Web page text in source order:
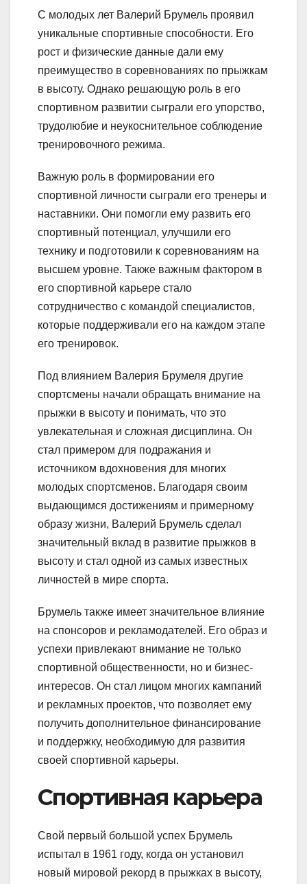
С молодых лет Валерий Брумель проявил
уникальные спортивные способности. Его
рост и физические данные дали ему
преимущество в соревнованиях по прыжкам
в высоту. Однако решающую роль в его
спортивном развитии сыграли его упорство,
трудолюбие и неукоснительное соблюдение
тренировочного режима.
Важную роль в формировании его
спортивной личности сыграли его тренеры и
наставники. Они помогли ему развить его
спортивный потенциал, улучшили его
технику и подготовили к соревнованиям на
высшем уровне. Также важным фактором в
его спортивной карьере стало
сотрудничество с командой специалистов,
которые поддерживали его на каждом этапе
его тренировок.
Под влиянием Валерия Брумеля другие
спортсмены начали обращать внимание на
прыжки в высоту и понимать, что это
увлекательная и сложная дисциплина. Он
стал примером для подражания и
источником вдохновения для многих
молодых спортсменов. Благодаря своим
выдающимся достижениям и примерному
образу жизни, Валерий Брумель сделал
значительный вклад в развитие прыжков в
высоту и стал одной из самых известных
личностей в мире спорта.
Брумель также имеет значительное влияние
на спонсоров и рекламодателей. Его образ и
успехи привлекают внимание не только
спортивной общественности, но и бизнес-
интересов. Он стал лицом многих кампаний
и рекламных проектов, что позволяет ему
получить дополнительное финансирование
и поддержку, необходимую для развития
своей спортивной карьеры.
Спортивная карьера
Свой первый большой успех Брумель
испытал в 1961 году, когда он установил
новый мировой рекорд в прыжках в высоту,